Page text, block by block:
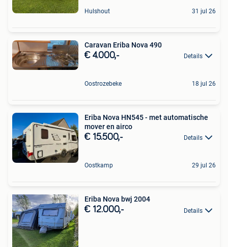
Hulshout 31 jul 26
Caravan Eriba Nova 490
€ 4.000,- Details
Oostrozebeke 18 jul 26
Eriba Nova HN545 - met automatische
mover en airco
€ 15.500,- Details
Oostkamp 29 jul 26
Eriba Nova bwj 2004
€ 12.000,- Details